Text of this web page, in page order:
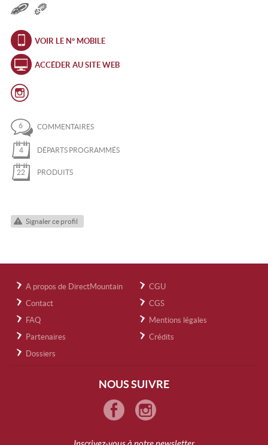
VOIR LE N° MOBILE
ACCÉDER AU SITE WEB
6 COMMENTAIRES
4 DÉPARTS PROGRAMMÉS
22 PRODUITS
Signaler ce profil
A propos de DirectMountain
Contact
FAQ
Partenaires
Dossiers
CGU
CGS
Mentions légales
Crédits
NOUS SUIVRE